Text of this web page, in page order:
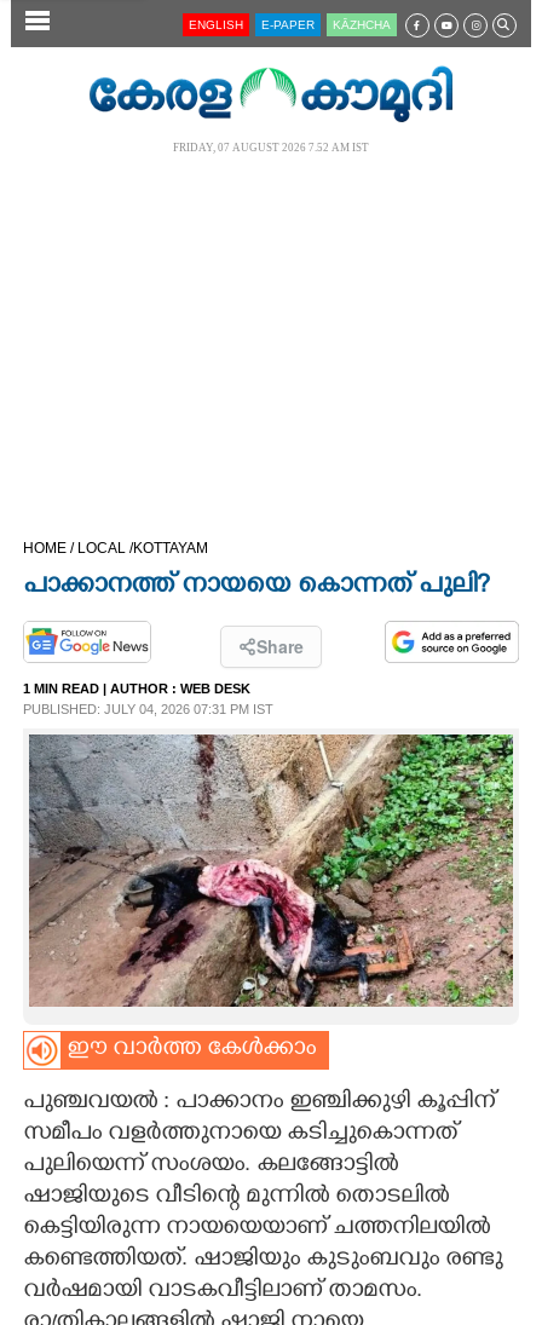
SECTIONS
OPINION
PHOTOS
LIFESTYLE
SPIRITUAL
INFO+
ART
ASTRO
CARTOONS
LITERATURE
ZOOM
ENGLISH E-PAPER KĀZHCHA
FRIDAY, 07 AUGUST 2026 7.52 AM IST
HOME / LOCAL /KOTTAYAM
പാക്കാനത്ത് നായയെ കൊന്നത് പുലി?
Share
1 MIN READ | AUTHOR : WEB DESK
PUBLISHED: JULY 04, 2026 07:31 PM IST
ഈ വാർത്ത കേൾക്കാം
പുഞ്ചവയൽ : പാക്കാനം ഇഞ്ചിക്കുഴി കൂപ്പിന്
സമീപം വളർത്തുനായെ കടിച്ചുകൊന്നത്
പുലിയെന്ന് സംശയം. കലങ്ങോട്ടിൽ
ഷാജിയുടെ വീടിന്റെ മുന്നിൽ തൊടലിൽ
കെട്ടിയിരുന്ന നായയെയാണ് ചത്തനിലയിൽ
കണ്ടെത്തിയത്. ഷാജിയും കുടുംബവും രണ്ടു
വർഷമായി വാടകവീട്ടിലാണ് താമസം.